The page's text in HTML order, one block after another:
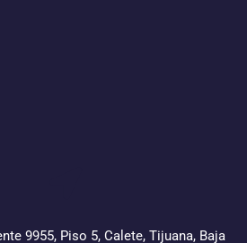
9955, Piso 5, Calete, Tijuana, Baja